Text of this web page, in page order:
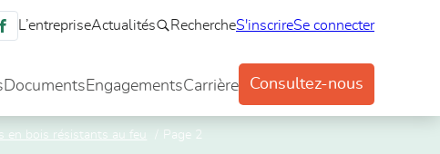
L’entrepriseActualités RechercheS'inscrireSe connecter
DocumentsEngagementsCarrière Consultez-nous
en bois résistants au feu Page 2